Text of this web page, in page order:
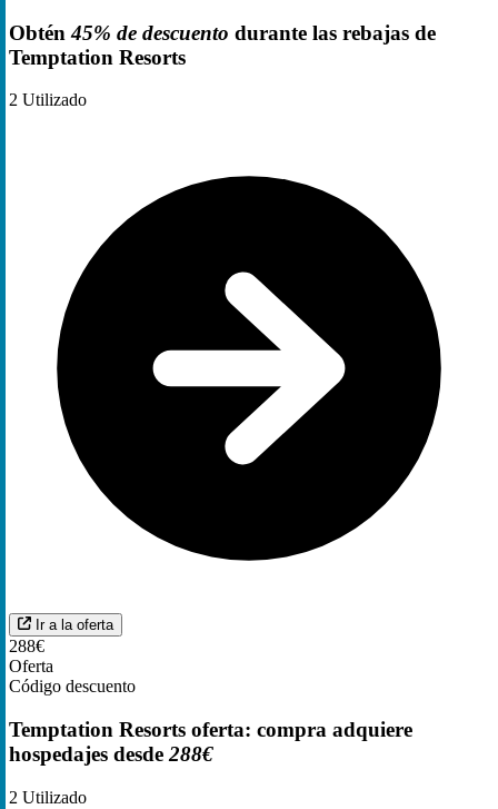
Obtén45% de descuento durante las rebajas de
Temptation Resorts
2 Utilizado
Ir a la oferta
288€
Oferta
Código descuento
Temptation Resorts oferta: compra adquiere
hospedajes desde 288€
2 Utilizado